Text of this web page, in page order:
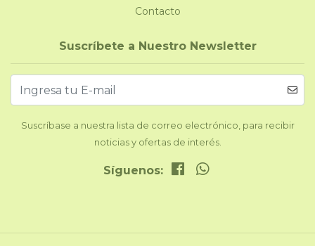
Contacto
Suscríbete a Nuestro Newsletter
Suscríbase a nuestra lista de correo electrónico, para recibir
noticias y ofertas de interés.
Síguenos: